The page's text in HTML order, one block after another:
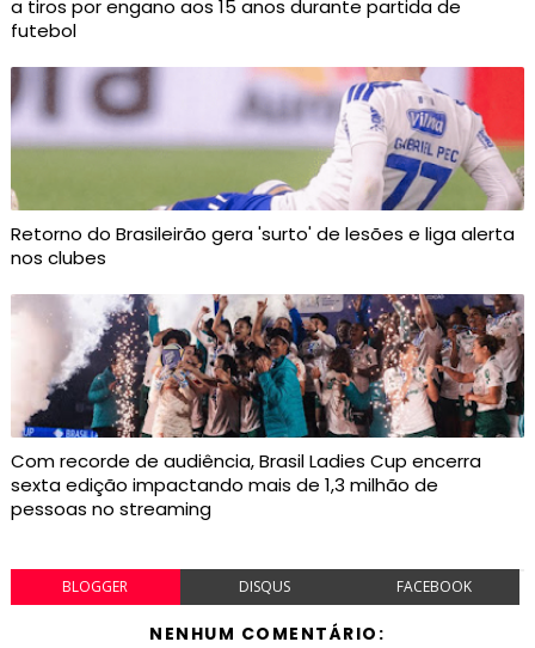
a tiros por engano aos 15 anos durante partida de
futebol
Retorno do Brasileirão gera 'surto' de lesões e liga alerta
nos clubes
Com recorde de audiência, Brasil Ladies Cup encerra
sexta edição impactando mais de 1,3 milhão de
pessoas no streaming
BLOGGER DISQUS FACEBOOK
NENHUM COMENTÁRIO: